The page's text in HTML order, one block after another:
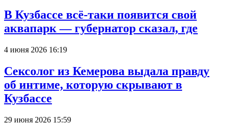
В Кузбассе всё-таки появится свой
аквапарк — губернатор сказал, где
4 июня 2026 16:19
Сексолог из Кемерова выдала правду
об интиме, которую скрывают в
Кузбассе
29 июня 2026 15:59